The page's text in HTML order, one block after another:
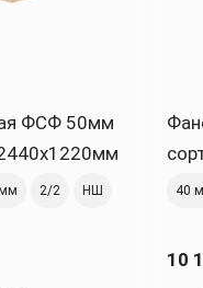
ФСФ 50мм
2/2 НШ 40
10